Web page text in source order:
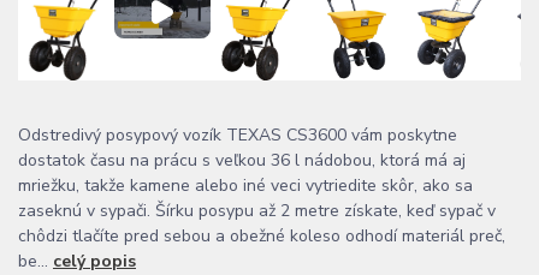
Odstredivý posypový vozík TEXAS CS3600 vám poskytne
dostatok času na prácu s veľkou 36 l nádobou, ktorá má aj
mriežku, takže kamene alebo iné veci vytriedite skôr, ako sa
zaseknú v sypači. Šírku posypu až 2 metre získate, keď sypač v
chôdzi tlačíte pred sebou a obežné koleso odhodí materiál preč,
be... celý popis